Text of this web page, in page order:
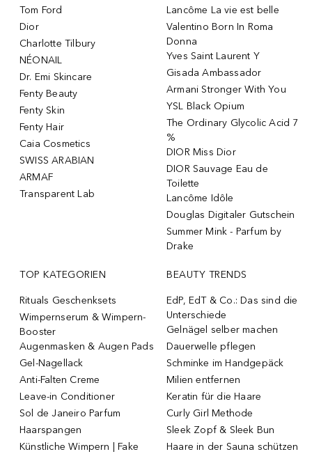
Tom Ford
Dior
Charlotte Tilbury
NÉONAIL
Dr. Emi Skincare
Fenty Beauty
Fenty Skin
Fenty Hair
Caia Cosmetics
SWISS ARABIAN
ARMAF
Transparent Lab
Lancôme La vie est belle
Valentino Born In Roma
Donna
Yves Saint Laurent Y
Gisada Ambassador
Armani Stronger With You
YSL Black Opium
The Ordinary Glycolic Acid 7
%
DIOR Miss Dior
DIOR Sauvage Eau de
Toilette
Lancôme Idôle
Douglas Digitaler Gutschein
Summer Mink - Parfum by
Drake
TOP KATEGORIEN
Rituals Geschenksets
Wimpernserum & Wimpern-
Booster
Augenmasken & Augen Pads
Gel-Nagellack
Anti-Falten Creme
Leave-in Conditioner
Sol de Janeiro Parfum
Haarspangen
Künstliche Wimpern | Fake
BEAUTY TRENDS
EdP, EdT & Co.: Das sind die
Unterschiede
Gelnägel selber machen
Dauerwelle pflegen
Schminke im Handgepäck
Milien entfernen
Keratin für die Haare
Curly Girl Methode
Sleek Zopf & Sleek Bun
Haare in der Sauna schützen